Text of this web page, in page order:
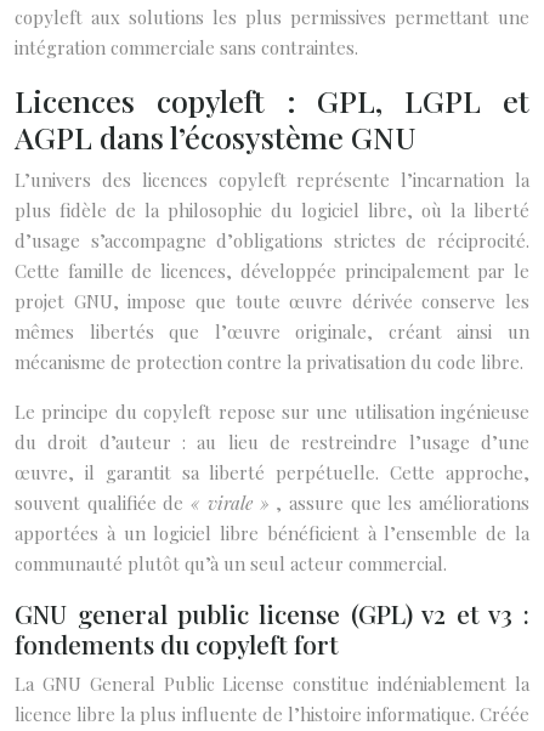
copyleft aux solutions les plus permissives permettant une
intégration commerciale sans contraintes.
Licences copyleft : GPL, LGPL et
AGPL dans l’écosystème GNU
L’univers des licences copyleft représente l’incarnation la
plus fidèle de la philosophie du logiciel libre, où la liberté
d’usage s’accompagne d’obligations strictes de réciprocité.
Cette famille de licences, développée principalement par le
projet GNU, impose que toute œuvre dérivée conserve les
mêmes libertés que l’œuvre originale, créant ainsi un
mécanisme de protection contre la privatisation du code libre.
Le principe du copyleft repose sur une utilisation ingénieuse
du droit d’auteur : au lieu de restreindre l’usage d’une
œuvre, il garantit sa liberté perpétuelle. Cette approche,
souvent qualifiée de« virale » , assure que les améliorations
apportées à un logiciel libre bénéficient à l’ensemble de la
communauté plutôt qu’à un seul acteur commercial.
GNU general public license (GPL) v2 et v3 :
fondements du copyleft fort
La GNU General Public License constitue indéniablement la
licence libre la plus influente de l’histoire informatique. Créée